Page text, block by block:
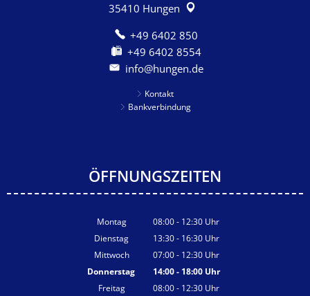
35410 Hungen
+49 6402 850
+49 6402 8554
info@hungen.de
Kontakt
Bankverbindung
ÖFFNUNGSZEITEN
Montag 08:00- 12:30 Uhr
Von 08:00 bis 12:30 Uhr
Dienstag 13:30- 16:30 Uhr
Von 13:30 bis 16:30 Uhr
Mittwoch 07:00- 12:30 Uhr
Von 07:00 bis 12:30 Uhr
Donnerstag 14:00- 18:00Uhr
Von 14:00 bis 18:00 Uhr
Freitag 08:00- 12:30 Uhr